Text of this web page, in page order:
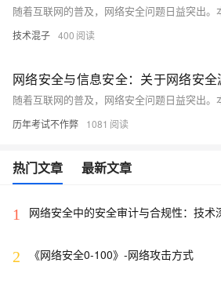
技术混子 400
历年考试不作弊 1081
热门文章 最新文章
1 网络安全中的安全审计与合规性：技术
2 《网络安全0-100》-网络攻击方式